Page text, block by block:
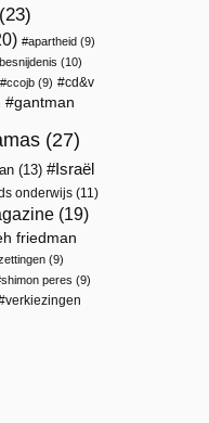
(23)
apartheid (9)
besnijdenis (10)
ccojb (9)
cd&v
gantman
(27)
(13)
Israël
onderwijs (11)
(19)
friedman
(9)
shimon peres (9)
verkiezingen